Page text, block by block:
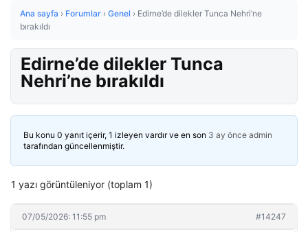
Ana sayfa › Forumlar › Genel › Edirne’de dilekler Tunca Nehri’ne
bırakıldı
Edirne’de dilekler Tunca
Nehri’ne bırakıldı
Bu konu 0 yanıt içerir, 1 izleyen vardır ve en son 3 ay önce admin
tarafından güncellenmiştir.
1 yazı görüntüleniyor (toplam 1)
07/05/2026: 11:55 pm #14247